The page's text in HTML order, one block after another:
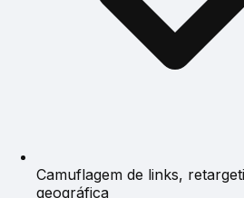
Camuflagem de links,
geográfica